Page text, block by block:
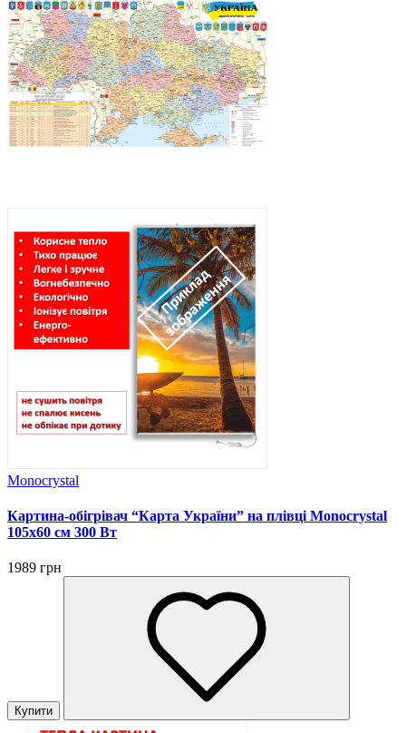
Monocrystal
Картина-обігрівач “Карта України” на плівці Monocrystal
105x60 см 300 Вт
1989 грн
Купити